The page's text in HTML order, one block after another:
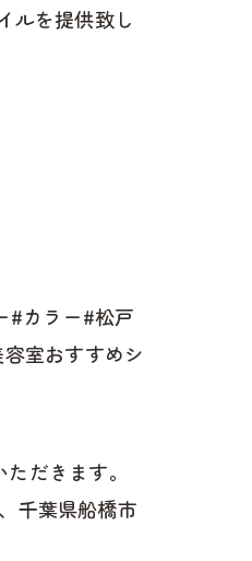
ルを提供致し
#カラー#松戸
室おすすめシ
だきます。
千葉県船橋市